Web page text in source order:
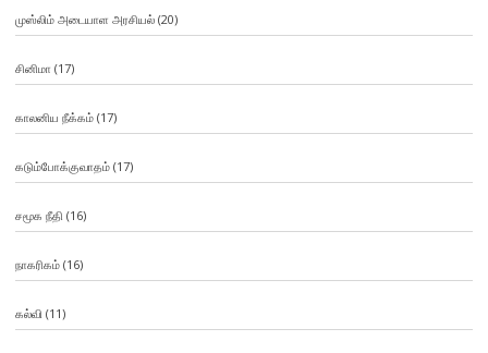
முஸ்லிம் அடையாள அரசியல்(20)
சினிமா (17)
காலனிய நீக்கம்(17)
கடும்போக்குவாதம்(17)
சமூக நீதி (16)
நாகரிகம்(16)
கல்வி (11)